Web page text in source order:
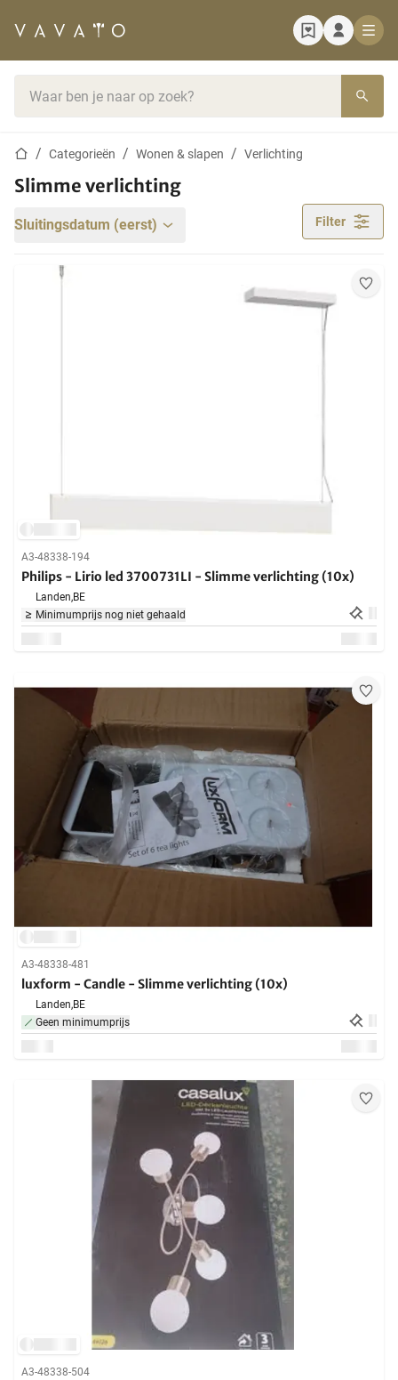
StartpaginaCategorieën Wonen & slapen Verlichting
Slimme verlichting
Sluitingsdatum (eerst) Filter
A3-48338-194
Philips - Lirio led 3700731LI - Slimme verlichting (10x)
Landen,BE
Minimumprijs nog niet gehaald
A3-48338-481
luxform - Candle - Slimme verlichting (10x)
Landen,BE
Geen minimumprijs
A3-48338-504